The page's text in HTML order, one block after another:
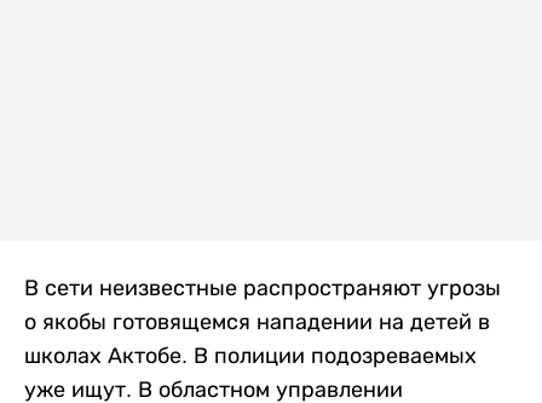
В сети неизвестные распространяют угрозы
о якобы готовящемся нападении на детей в
школах Актобе. В полиции подозреваемых
уже ищут. В областном управлении